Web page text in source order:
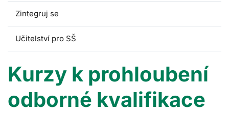
Zintegruj se
Učitelství pro SŠ
Kurzy k prohloubení
odborné kvalifikace